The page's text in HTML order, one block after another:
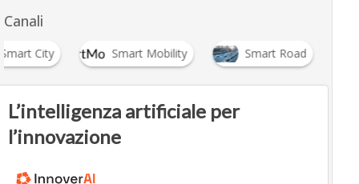
Canali
Smart City Smart Mobility Smart Road
L’intelligenza artificiale per
l’innovazione